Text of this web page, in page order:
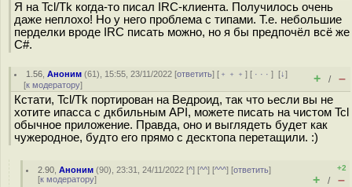
Я на Tcl/Tk когда-то писал IRC-клиента. Получилось очень
даже неплохо! Но у него проблема с типами. Т.е. небольшие
перделки вроде IRC писать можно, но я бы предпочёл всё же
C#.
1.56 ,Аноним (61), 15:55, 23/11/2022 [ответить] [ ﹢﹢﹢] [ · · ·][↓]
[к модератору] + / –
Кстати, Tcl/Tk портирован на Ведроид, так что ьесли вы не
хотите ипасса с дкбильным API, можете писать на чистом Tcl
обычное приложение. Правда, оно и выглядеть будет как
чужеродное, будто его прямо с десктопа перетащили. :)
2.90 ,Аноним (90), 23:31, 24/11/2022 [^] [^^] [^^^] [ответить]
[к модератору]
+2
+ / –